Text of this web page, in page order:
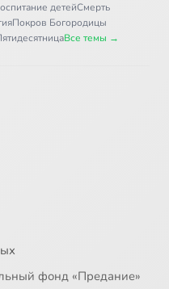
Исаакий, затворник Печерский, преподобный
детейСмерть
Покров Богородицы
Все темы →
фонд «Предание»